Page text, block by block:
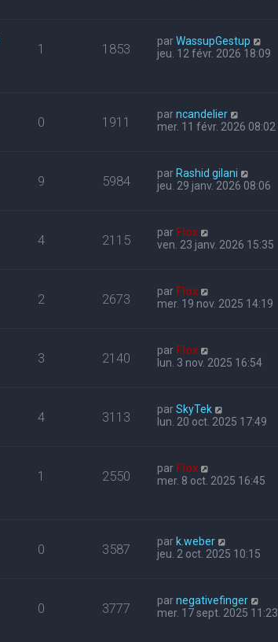
1 1853 parWassupGestup
jeu. 12 févr. 2026 18:09
0 1911 parncandelier
mer. 11 févr. 2026 08:02
9 5984 par Rashid gilani
jeu. 29 janv. 2026 08:06
4 2115 par Flox
ven. 23 janv. 2026 15:35
2 2673 par Flox
mer. 19 nov. 2025 14:19
3 2140 par Flox
lun. 3 nov. 2025 16:54
4 3113 parSkyTek
lun. 20 oct. 2025 17:49
1 2550 par Flox
mer. 8 oct. 2025 16:45
0 3587 par k.weber
jeu. 2 oct. 2025 10:15
0 3777 parnegativefinger
mer. 17 sept. 2025 11:23